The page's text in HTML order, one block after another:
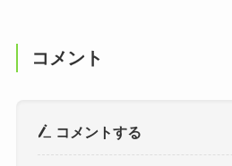
コメント
コメントする